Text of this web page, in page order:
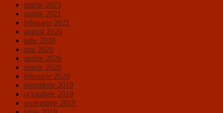
martie 2023
martie 2021
februarie 2021
august 2020
iulie 2020
mai 2020
aprilie 2020
martie 2020
februarie 2020
noiembrie 2019
octombrie 2019
septembrie 2019